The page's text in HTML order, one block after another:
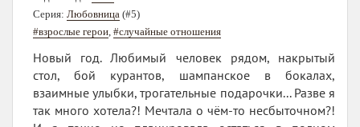
Серия: Любовница (#5)
#взрослые герои, #случайные отношения
Новый год. Любимый человек рядом, накрытый
стол, бой курантов, шампанское в бокалах,
взаимные улыбки, трогательные подарочки... Разве я
так много хотела?! Мечтала о чём-то несбыточном?!